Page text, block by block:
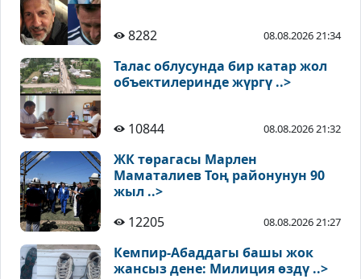
8282 08.08.2026 21:34
Талас облусунда бир катар жол
объектилеринде жүргү ..>
10844 08.08.2026 21:32
ЖК төрагасы Марлен
Маматалиев Тоң районунун 90
жыл ..>
12205
08.08.2026 21:27
Кемпир-Абаддагы башы жок
жансыз дене: Милиция өздү ..>